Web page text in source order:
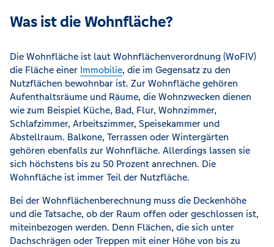
Was ist die Wohnfläche?
Die Wohnfläche ist laut Wohnflächenverordnung (WoFIV)
die Fläche einer Immobilie, die im Gegensatz zu den
Nutzflächen bewohnbar ist. Zur Wohnfläche gehören
Aufenthaltsräume und Räume, die Wohnzwecken dienen
wie zum Beispiel Küche, Bad, Flur, Wohnzimmer,
Schlafzimmer, Arbeitszimmer, Speisekammer und
Abstellraum. Balkone, Terrassen oder Wintergärten
gehören ebenfalls zur Wohnfläche. Allerdings lassen sie
sich höchstens bis zu 50 Prozent anrechnen. Die
Wohnfläche ist immer Teil der Nutzfläche.
Bei der Wohnflächenberechnung muss die Deckenhöhe
und die Tatsache, ob der Raum offen oder geschlossen ist,
miteinbezogen werden. Denn Flächen, die sich unter
Dachschrägen oder Treppen mit einer Höhe von bis zu